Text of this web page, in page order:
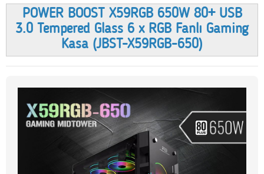
POWER BOOST X59RGB 650W 80+ USB
3.0 Tempered Glass 6 x RGB Fanlı Gaming
Kasa (JBST-X59RGB-650)